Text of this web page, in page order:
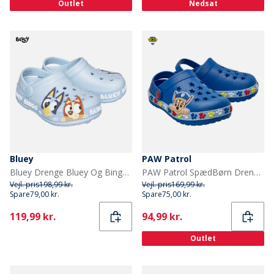
Outlet Nedsat
Bluey
Bluey Drenge Bluey Og Bingo Træsko Blå/Multi
Vejl. pris198,99 kr.
Spare79,00 kr.
Current
119,99 kr.
PAW Patrol
PAW Patrol SpædBørn Drenge mønster træsko Blå
Vejl. pris169,99 kr.
Spare75,00 kr.
Current
94,99 kr.
Outlet